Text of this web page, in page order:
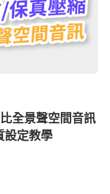
全景聲空間音訊
設定教學